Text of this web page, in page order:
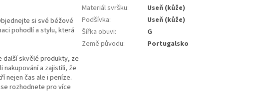
si své béžové
pohodlí a stylu, která
další skvělé produkty, ze
nakupování a zajistili, že
nejen čas ale i peníze.
rozhodnete pro více
Materiál svršku:
Useň (kůže)
Podšívka:
Useň (kůže)
Šířka obuvi:
G
Země původu: Portugalsko